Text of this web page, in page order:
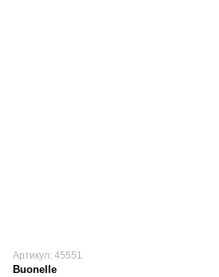
Артикул: 45551
Buonelle